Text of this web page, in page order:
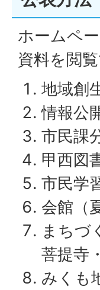
ホームペ
資料を閲
地域創
情報公
市民課
甲西図
市民学
会館（
まちづ
菩提寺
みくも